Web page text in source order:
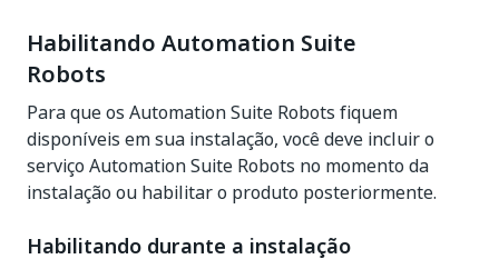
Habilitando Automation Suite
Robots
Para que os Automation Suite Robots fiquem
disponíveis em sua instalação, você deve incluir o
serviço Automation Suite Robots no momento da
instalação ou habilitar o produto posteriormente.
Habilitando durante a instalação